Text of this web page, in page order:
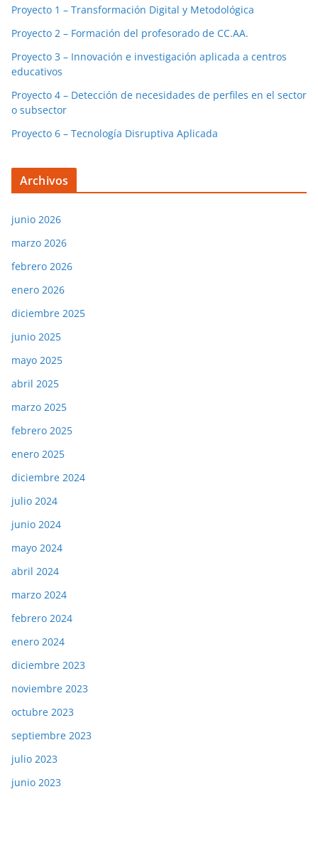
Proyecto 1 – Transformación Digital y Metodológica
Proyecto 2 – Formación del profesorado de CC.AA.
Proyecto 3 – Innovación e investigación aplicada a centros
educativos
Proyecto 4 – Detección de necesidades de perfiles en el sector
o subsector
Proyecto 6 – Tecnología Disruptiva Aplicada
Archivos
junio 2026
marzo 2026
febrero 2026
enero 2026
diciembre 2025
junio 2025
mayo 2025
abril 2025
marzo 2025
febrero 2025
enero 2025
diciembre 2024
julio 2024
junio 2024
mayo 2024
abril 2024
marzo 2024
febrero 2024
enero 2024
diciembre 2023
noviembre 2023
octubre 2023
septiembre 2023
julio 2023
junio 2023